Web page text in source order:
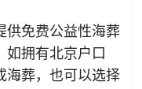
免费公益性海葬
如拥有北京户口
海葬，也可以选择